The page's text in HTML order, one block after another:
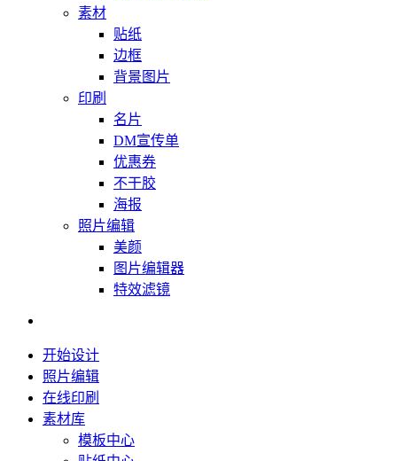
素材
贴纸
边框
背景图片
印刷
名片
DM宣传单
优惠券
不干胶
海报
照片编辑
美颜
图片编辑器
特效滤镜
开始设计
照片编辑
在线印刷
素材库
模板中心